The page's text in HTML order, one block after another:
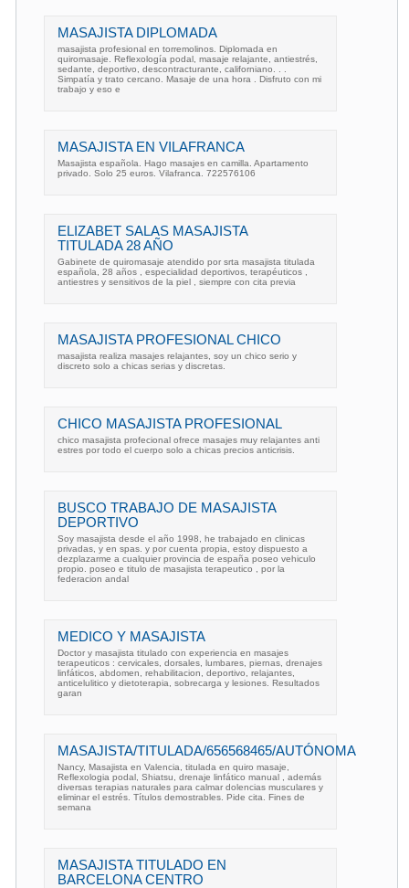
MASAJISTA DIPLOMADA
masajista profesional en torremolinos. Diplomada en
quiromasaje. Reflexología podal, masaje relajante, antiestrés,
sedante, deportivo, descontracturante, californiano. . .
Simpatía y trato cercano. Masaje de una hora . Disfruto con mi
trabajo y eso e
MASAJISTA EN VILAFRANCA
Masajista española. Hago masajes en camilla. Apartamento
privado. Solo 25 euros. Vilafranca. 722576106
ELIZABET SALAS MASAJISTA
TITULADA 28 AÑO
Gabinete de quiromasaje atendido por srta masajista titulada
española, 28 años , especialidad deportivos, terapéuticos ,
antiestres y sensitivos de la piel , siempre con cita previa
MASAJISTA PROFESIONAL CHICO
masajista realiza masajes relajantes, soy un chico serio y
discreto solo a chicas serias y discretas.
CHICO MASAJISTA PROFESIONAL
chico masajista profecional ofrece masajes muy relajantes anti
estres por todo el cuerpo solo a chicas precios anticrisis.
BUSCO TRABAJO DE MASAJISTA
DEPORTIVO
Soy masajista desde el año 1998, he trabajado en clinicas
privadas, y en spas. y por cuenta propia, estoy dispuesto a
dezplazarme a cualquier provincia de españa poseo vehiculo
propio. poseo e titulo de masajista terapeutico , por la
federacion andal
MEDICO Y MASAJISTA
Doctor y masajista titulado con experiencia en masajes
terapeuticos : cervicales, dorsales, lumbares, piernas, drenajes
linfáticos, abdomen, rehabilitacion, deportivo, relajantes,
anticelulitico y dietoterapia, sobrecarga y lesiones. Resultados
garan
MASAJISTA/TITULADA/656568465/AUTÓNOMA
Nancy, Masajista en Valencia, titulada en quiro masaje,
Reflexologia podal, Shiatsu, drenaje linfático manual , además
diversas terapias naturales para calmar dolencias musculares y
eliminar el estrés. Títulos demostrables. Pide cita. Fines de
semana
MASAJISTA TITULADO EN
BARCELONA CENTRO